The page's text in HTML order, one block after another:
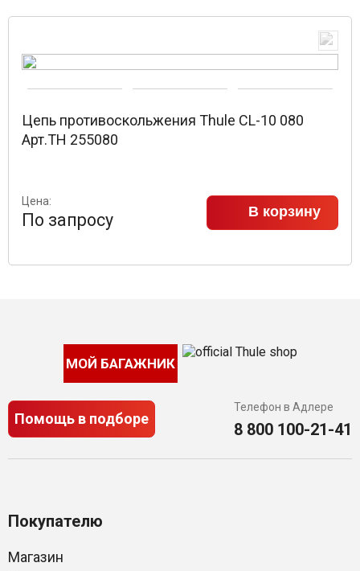
Цепь противоскольжения Thule CL-10 080
Арт.TH 255080
Цена:
По запросу В корзину
МОЙ БАГАЖНИК
Помощь в подборе
Телефон в Адлере
8 800 100-21-41
Покупателю
Магазин